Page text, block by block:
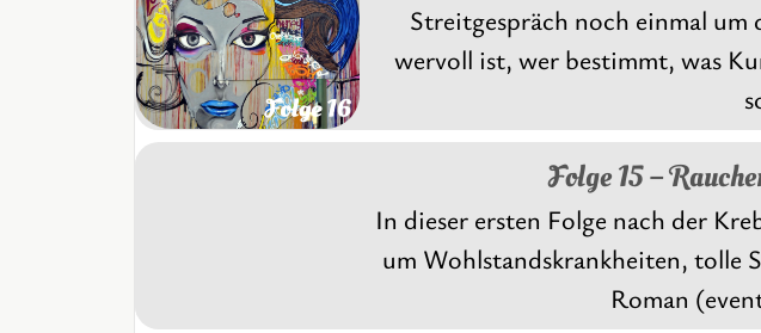
Streitgespräch noch einmal
wervoll ist, wer bestimmt, was
Folge 15 –
In dieser ersten Folge nach der
um Wohlstandskrankheiten, tolle
Roman